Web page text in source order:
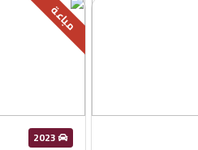
مباعة
2023